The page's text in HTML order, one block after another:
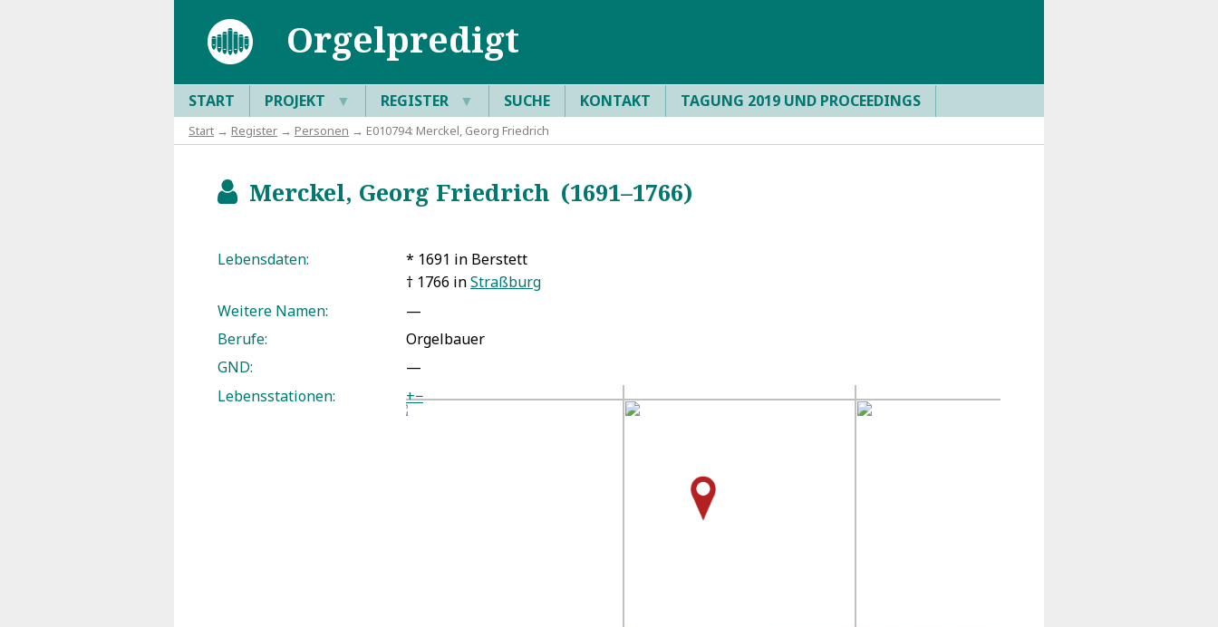
Orgelpredigt
START PROJEKT ▼ REGISTER ▼ SUCHE KONTAKT TAGUNG 2019 UND PROCEEDINGS
Start → Register → Personen → E010794: Merckel, Georg Friedrich
bMerckel, Georg Friedrich (1691–1766)
Lebensdaten:
* 1691 in Berstett
† 1766 inStraßburg
Weitere Namen:
—
Berufe:
Orgelbauer
GND:
—
Lebensstationen:
+−